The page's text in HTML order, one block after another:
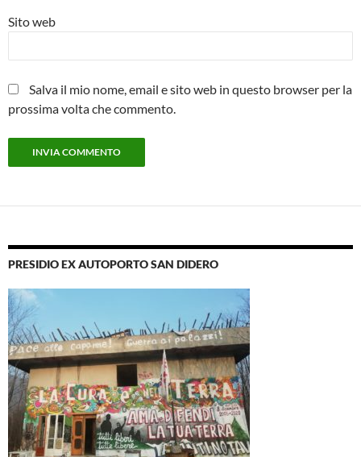
Sito web
Salva il mio nome, email e sito web in questo browser per la
prossima volta che commento.
PRESIDIO EX AUTOPORTO SAN DIDERO